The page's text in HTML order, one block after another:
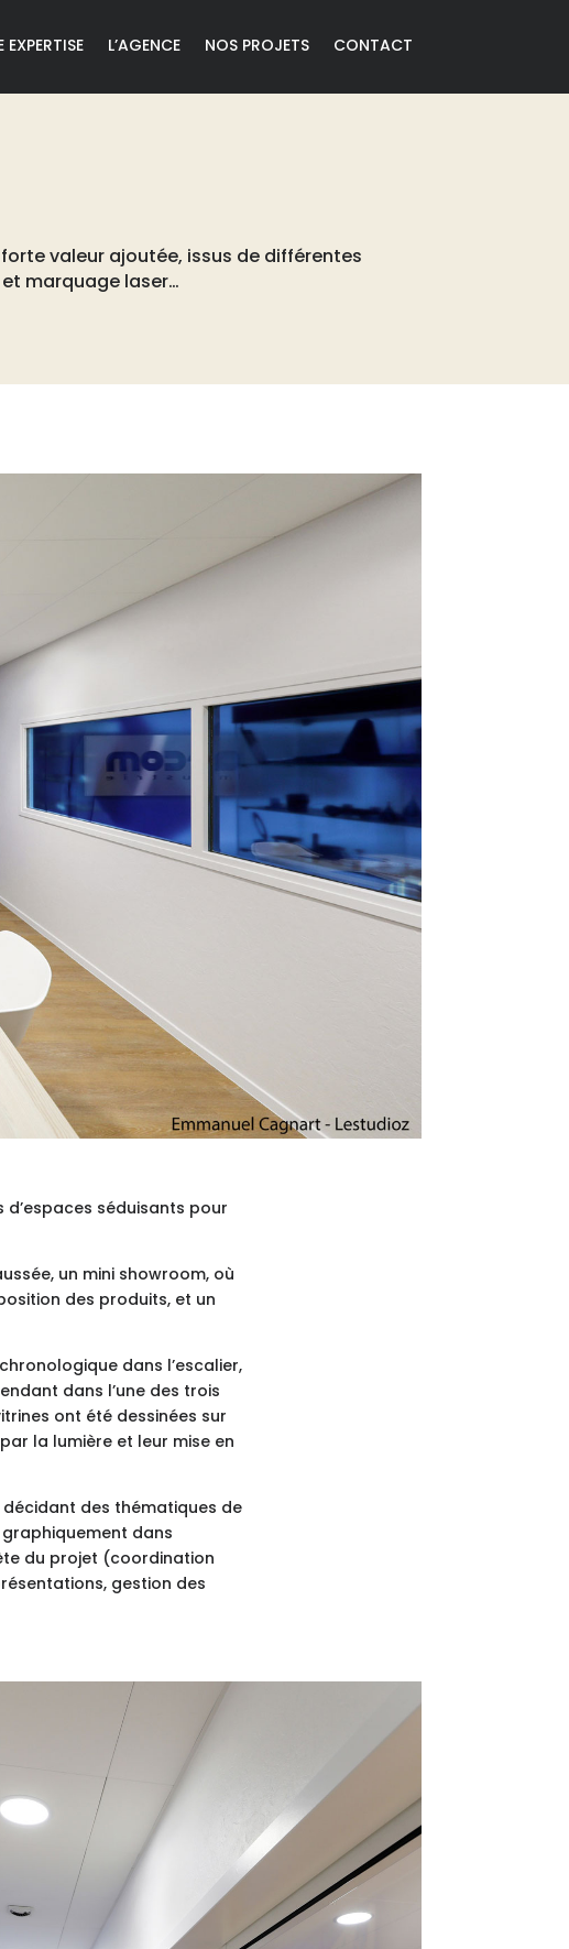
EXPERTISE L’AGENCE NOS PROJETS CONTACT
valeur ajoutée, issus de différentes
marquage laser…
d’espaces séduisants pour
un mini showroom, où
des produits, et un
dans l’escalier,
dans l’une des trois
ont été dessinées sur
la lumière et leur mise en
des thématiques de
dans
du projet (coordination
gestion des